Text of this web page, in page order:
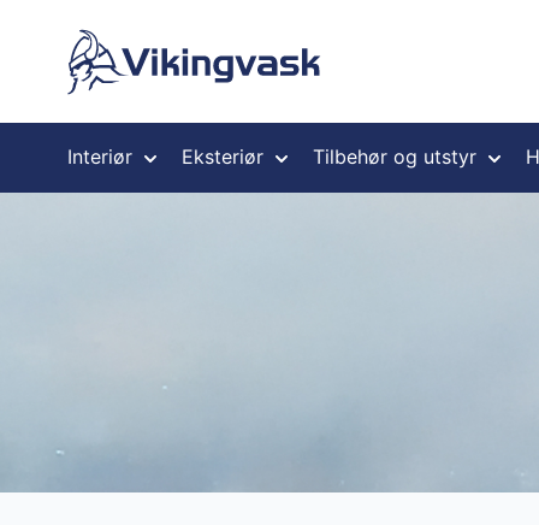
Interiør Eksteriør Tilbehør og utstyr